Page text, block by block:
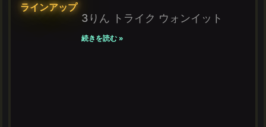
ラインアップ
3りん トライク ウォンイット
続きを読む »